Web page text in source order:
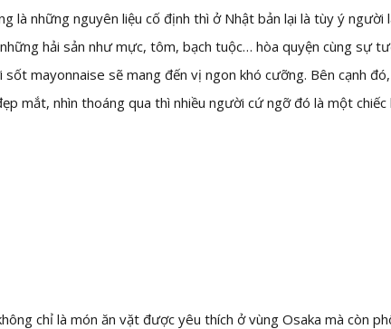
là những nguyên liệu cố định thì ở Nhật bản lại là tùy ý người
hải sản như mực, tôm, bạch tuộc… hòa quyện cùng sự
mayonnaise sẽ mang đến vị ngon khó cưỡng. Bên cạnh đó,
mắt, nhìn thoáng qua thì nhiều người cứ ngỡ đó là một chiếc
chỉ là món ăn vặt được yêu thích ở vùng Osaka mà còn